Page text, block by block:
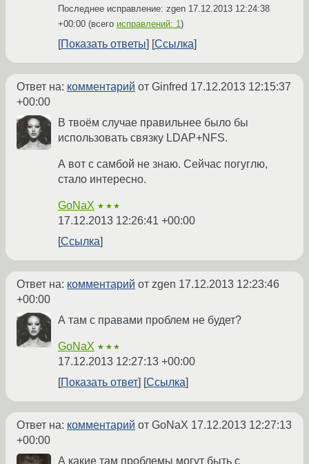
Последнее исправление: zgen 17.12.2013 12:24:38
+00:00 (всего исправлений: 1)
Показать ответы Ссылка
Ответ на: комментарий от Ginfred 17.12.2013 12:15:37
+00:00
В твоём случае правильнее было бы
использовать связку LDAP+NFS.
А вот с самбой не знаю. Сейчас погуглю,
стало интересно.
GoNaX ★★★
17.12.2013 12:26:41 +00:00
Ссылка
Ответ на: комментарий от zgen 17.12.2013 12:23:46
+00:00
А там с правами проблем не будет?
GoNaX ★★★
17.12.2013 12:27:13 +00:00
Показать ответ
Ссылка
Ответ на: комментарий от GoNaX 17.12.2013 12:27:13
+00:00
А какие там проблемы могут быть с